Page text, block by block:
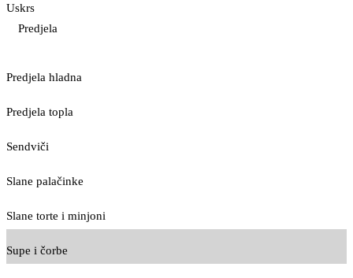
Uskrs
Predjela
Predjela hladna
Predjela topla
Sendviči
Slane palačinke
Slane torte i minjoni
Supe i čorbe